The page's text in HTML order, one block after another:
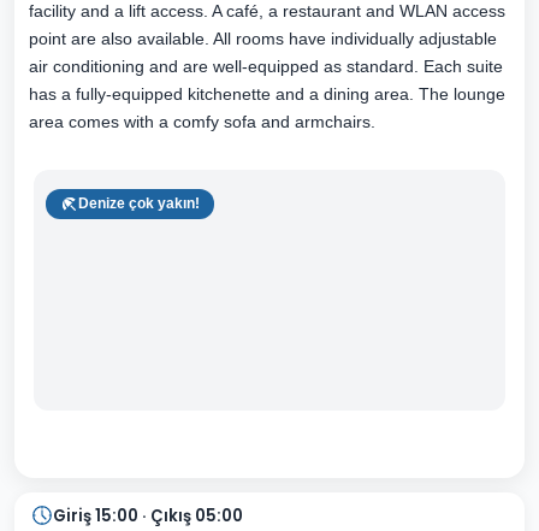
facility and a lift access. A café, a restaurant and WLAN access
point are also available. All rooms have individually adjustable
air conditioning and are well-equipped as standard. Each suite
has a fully-equipped kitchenette and a dining area. The lounge
area comes with a comfy sofa and armchairs.
Denize çok yakın!
Giriş 15:00 · Çıkış 05:00